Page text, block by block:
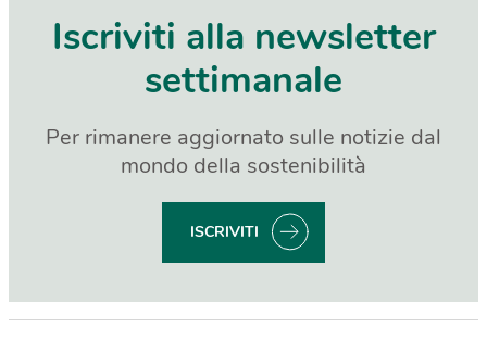
Iscriviti alla newsletter
settimanale
Per rimanere aggiornato sulle notizie dal
mondo della sostenibilità
ISCRIVITI